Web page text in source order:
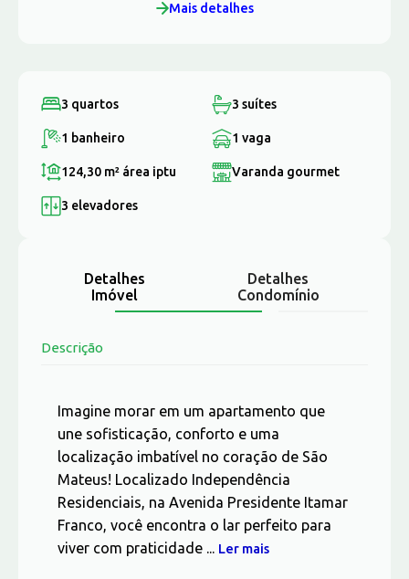
Mais detalhes
3 quartos 3 suítes
1 banheiro 1 vaga
124,30 m² área iptu Varanda gourmet
3 elevadores
Detalhes
Imóvel
Detalhes
Condomínio
Descrição
Imagine morar em um apartamento que
une sofisticação, conforto e uma
localização imbatível no coração de São
Mateus! Localizado Independência
Residenciais, na Avenida Presidente Itamar
Franco, você encontra o lar perfeito para
viver com praticidade ... Ler mais